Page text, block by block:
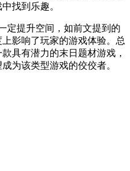
找到乐趣。
定提升空间，如前文提到的
影响了玩家的游戏体验。总
具有潜力的末日题材游戏，
为该类型游戏的佼佼者。